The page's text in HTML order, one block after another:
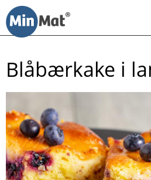
innhold
Blåbærkake i